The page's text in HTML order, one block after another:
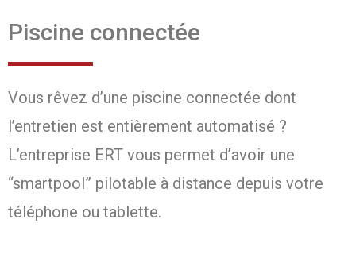
Piscine connectée
Vous rêvez d’une piscine connectée dont
l’entretien est entièrement automatisé ?
L’entreprise ERT vous permet d’avoir une
“smartpool” pilotable à distance depuis votre
téléphone ou tablette.